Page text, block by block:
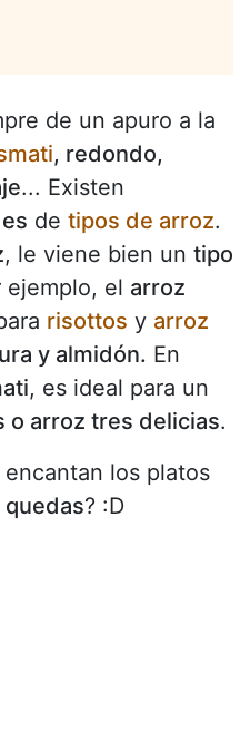
de un apuro a la
, redondo,
... Existen
de tipos de arroz.
, le viene bien un tipo
ejemplo, el arroz
risottos y arroz
y almidón. En
, es ideal para un
o arroz tres delicias.
encantan los platos
quedas? :D